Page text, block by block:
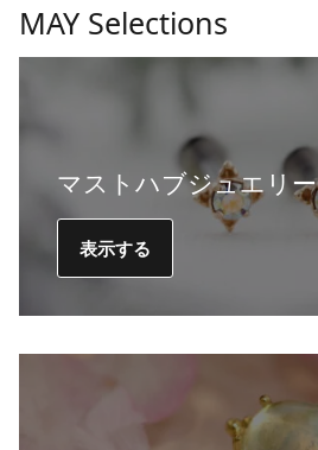
MAY Selections
マストハブジュエリー
表示する